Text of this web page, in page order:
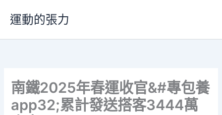
要
運動的張力
南鐵2025年春運收官&#專包養
app32;累計發送搭客3444萬